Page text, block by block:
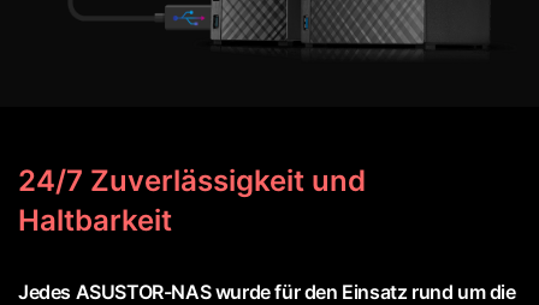
24/7 Zuverlässigkeit und
Haltbarkeit
Jedes ASUSTOR-NAS wurde für den Einsatz rund um die